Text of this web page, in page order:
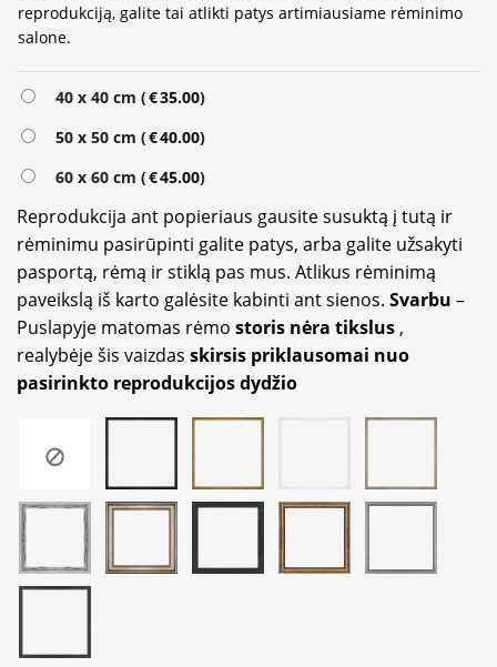
reprodukciją, galite tai atlikti patys artimiausiame rėminimo
salone.
40 x 40 cm (€35.00)
50 x 50 cm (€40.00)
60 x 60 cm (€45.00)
Reprodukcija ant popieriaus gausite susuktą į tutą ir
rėminimu pasirūpinti galite patys, arba galite užsakyti
pasportą, rėmą ir stiklą pas mus. Atlikus rėminimą
paveikslą iš karto galėsite kabinti ant sienos. Svarbu –
Puslapyje matomas rėmo storis nėra tikslus ,
realybėje šis vaizdas skirsis priklausomai nuo
pasirinkto reprodukcijos dydžio
Alternative: